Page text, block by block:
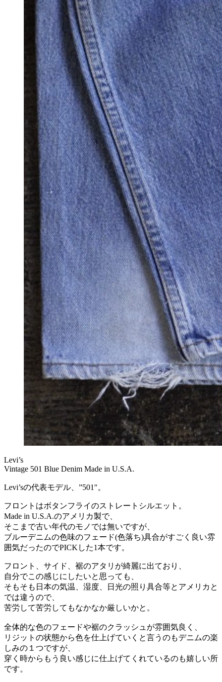
Levi’s
Vintage 501 Blue Denim Made in U.S.A.
Levi’sの代表モデル、”501″。
フロントはボタンフライのストレートシルエット。
Made in U.S.A.のアメリカ製で、
そこまで古い年代のモノでは無いですが、
ブルーデニムの色味のフェード(色落ち)具合がすごく良い雰
囲気だったのでPICKした1本です。
フロント、サイド、裾のアタリが綺麗に出ており、
自分でこの感じにしたいと思っても、
そもそも日本の気温、湿度、日光の照り具合等とアメリカと
では違うので、
苦労して苦労してもなかなか厳しいかと。
全体的な色のフェードや裾のクラッシュが雰囲気良く、
リジットの状態から色を仕上げていくと言うのもデニムの楽
しみの１つですが、
穿く時からもう良い感じに仕上げてくれているのも嬉しい所
です。